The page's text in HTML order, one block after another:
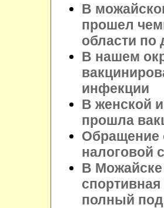
В
прошел
области по
В нашем
инфекции
В женской
прошла
Обращение
налоговой
В
спортивная
полный